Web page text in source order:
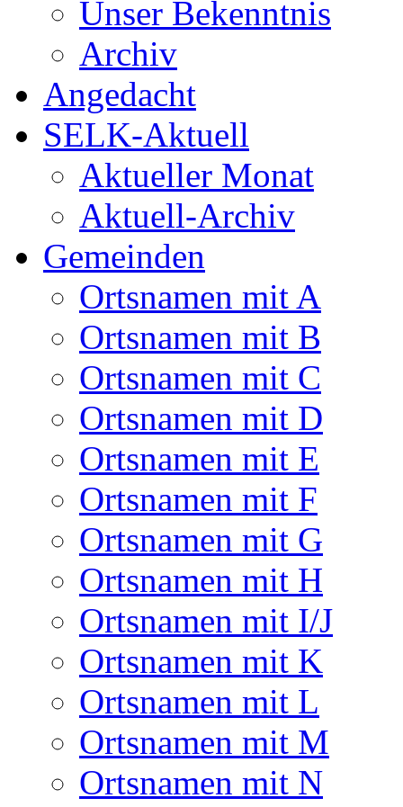
Unser Bekenntnis
Archiv
Angedacht
SELK-Aktuell
Aktueller Monat
Aktuell-Archiv
Gemeinden
Ortsnamen mit A
Ortsnamen mit B
Ortsnamen mit C
Ortsnamen mit D
Ortsnamen mit E
Ortsnamen mit F
Ortsnamen mit G
Ortsnamen mit H
Ortsnamen mit I/J
Ortsnamen mit K
Ortsnamen mit L
Ortsnamen mit M
Ortsnamen mit N